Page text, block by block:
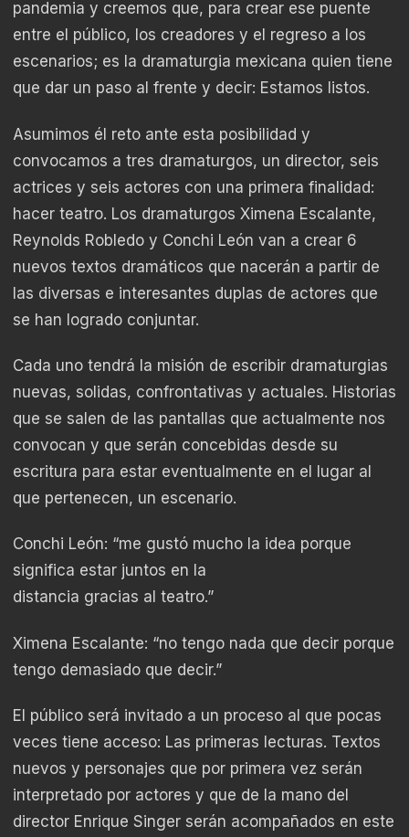
pandemia y creemos que, para crear ese puente
entre el público, los creadores y el regreso a los
escenarios; es la dramaturgia mexicana quien tiene
que dar un paso al frente y decir: Estamos listos.
Asumimos él reto ante esta posibilidad y
convocamos a tres dramaturgos, un director, seis
actrices y seis actores con una primera finalidad:
hacer teatro. Los dramaturgos Ximena Escalante,
Reynolds Robledo y Conchi León van a crear 6
nuevos textos dramáticos que nacerán a partir de
las diversas e interesantes duplas de actores que
se han logrado conjuntar.
Cada uno tendrá la misión de escribir dramaturgias
nuevas, solidas, confrontativas y actuales. Historias
que se salen de las pantallas que actualmente nos
convocan y que serán concebidas desde su
escritura para estar eventualmente en el lugar al
que pertenecen, un escenario.
Conchi León: “me gustó mucho la idea porque
significa estar juntos en la
distancia gracias al teatro.”
Ximena Escalante: “no tengo nada que decir porque
tengo demasiado que decir.”
El público será invitado a un proceso al que pocas
veces tiene acceso: Las primeras lecturas. Textos
nuevos y personajes que por primera vez serán
interpretado por actores y que de la mano del
director Enrique Singer serán acompañados en este